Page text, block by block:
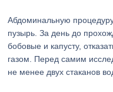
Абдоминальную
пузырь. За день до
бобовые и капусту,
газом. Перед самим
не менее двух стаканов